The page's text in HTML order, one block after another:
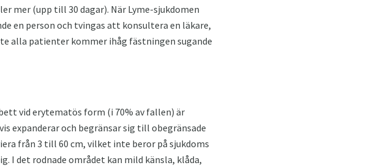
mer (upp till 30 dagar). När Lyme-sjukdomen
en person och tvingas att konsultera en läkare,
alla patienter kommer ihåg fästningen sugande
vid erytematös form (i 70% av fallen) är
expanderar och begränsar sig till obegränsade
från 3 till 60 cm, vilket inte beror på sjukdoms
I det rodnade området kan mild känsla, klåda,